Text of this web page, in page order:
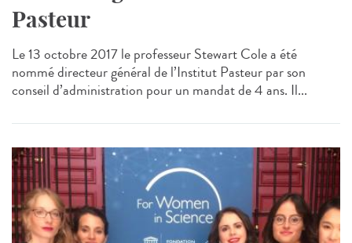
Pasteur
Le 13 octobre 2017 le professeur Stewart Cole a été
nommé directeur général de l’Institut Pasteur par son
conseil d’administration pour un mandat de 4 ans. Il...